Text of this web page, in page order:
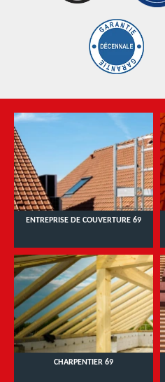
ENTREPRISE DE COUVERTURE 69
CHARPENTIER 69